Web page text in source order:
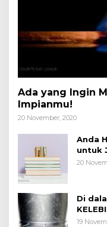
Ada yang Ingin
Impianmu!
20 November, 2020
Anda
untuk
20
Di
19